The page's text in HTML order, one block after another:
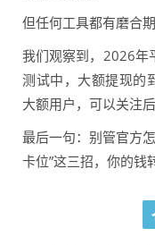
但任何工具都有磨合
我们观察到，2026年
测试中，大额提现的
大额用户，可以关注
最后一句：别管官方
卡位”这三招，你的钱